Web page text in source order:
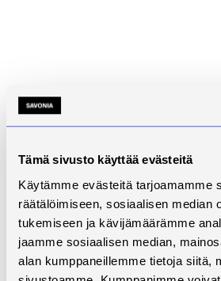
Tämä sivusto käyttää evästeitä
Käytämme evästeitä tarjoamamme
räätälöimiseen, sosiaalisen median
tukemiseen ja kävijämäärämme
jaamme sosiaalisen median,
alan kumppaneillemme tietoja siitä,